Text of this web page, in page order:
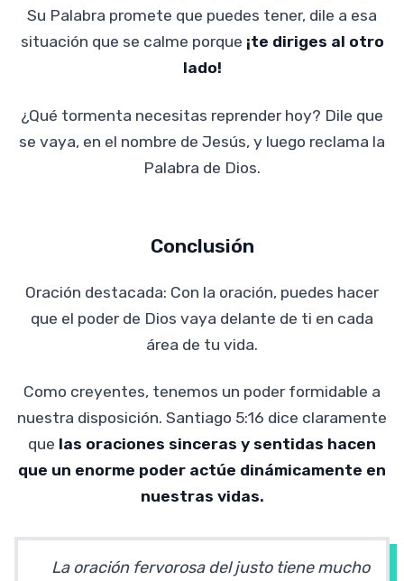
Su Palabra promete que puedes tener, dile a esa
situación que se calme porque ¡te diriges al otro
lado!
¿Qué tormenta necesitas reprender hoy? Dile que
se vaya, en el nombre de Jesús, y luego reclama la
Palabra de Dios.
Conclusión
Oración destacada: Con la oración, puedes hacer
que el poder de Dios vaya delante de ti en cada
área de tu vida.
Como creyentes, tenemos un poder formidable a
nuestra disposición. Santiago 5:16 dice claramente
que las oraciones sinceras y sentidas hacen
que un enorme poder actúe dinámicamente en
nuestras vidas.
La oración fervorosa del justo tiene mucho